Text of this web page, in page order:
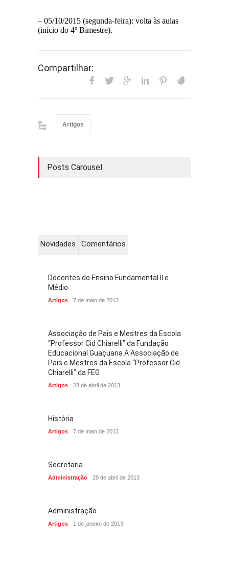
– 05/10/2015 (segunda-feira): volta às aulas
(início do 4º Bimestre).
Compartilhar:
Artigos
Posts Carousel
Novidades Comentários
Docentes do Ensino Fundamental II e
Médio
Artigos 7 de maio de 2013
Associação de Pais e Mestres da Escola
“Professor Cid Chiarelli” da Fundação
Educacional Guaçuana A Associação de
Pais e Mestres da Escola “Professor Cid
Chiarelli” da FEG
Artigos 28 de abril de 2013
História
Artigos 7 de maio de 2013
Secretaria
Administração 29 de abril de 2013
Administração
Artigos 1 de janeiro de 2013